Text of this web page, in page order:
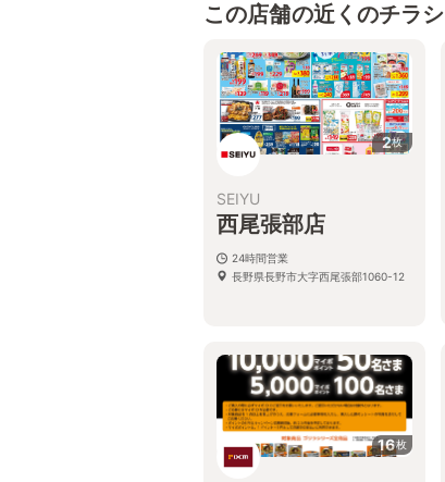
この店舗の近くのチラシ
2枚
SEIYU
西尾張部店
24時間営業
長野県長野市大字西尾張部1060-12
16枚